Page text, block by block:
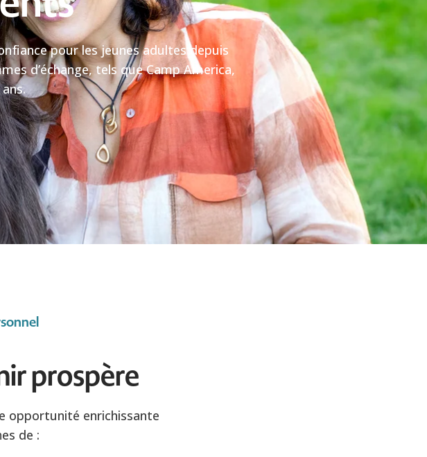
pour les jeunes adultes depuis
d’échange, tels que Camp America,
prospère
opportunité enrichissante
de :